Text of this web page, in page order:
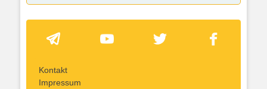
Kontakt
Impressum